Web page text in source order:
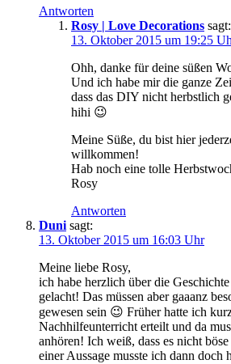
Antworten
Rosy | Love Decorations sagt:
13. Oktober 2015 um 19:25
Ohh, danke für deine süßen
Und ich habe mir die ganze
dass das DIY nicht herbstlich
hihi 😉
Meine Süße, du bist hier
willkommen!
Hab noch eine tolle
Rosy
Antworten
Duni sagt:
13. Oktober 2015 um 16:03 Uhr
Meine liebe Rosy,
ich habe herzlich über die
gelacht! Das müssen aber gaaanz
gewesen sein 😉 Früher hatte ich
Nachhilfeunterricht erteilt und da
anhören! Ich weiß, dass es nicht
einer Aussage musste ich dann doch